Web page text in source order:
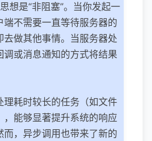
想是“非阻塞”。当你发起一
不需要一直等待服务器的
去做其他事情。当服务器处
或消息通知的方式将结果
理耗时较长的任务（如文件
，能够显著提升系统的响应
，异步调用也带来了新的